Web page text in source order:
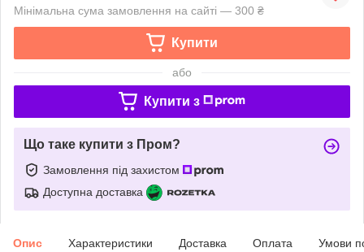
Мінімальна сума замовлення на сайті — 300 ₴
Купити
або
Купити з
Що таке купити з Пром?
Замовлення під захистом
Доступна доставка
Опис Характеристики Доставка Оплата Умови